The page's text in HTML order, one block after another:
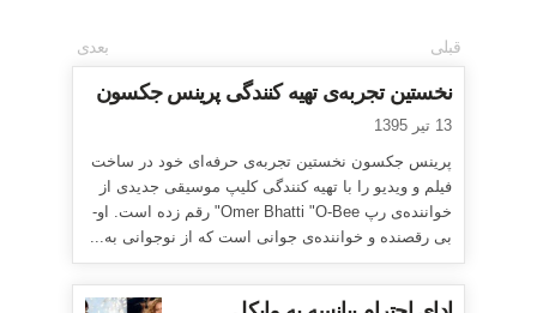
قبلی بعدی
نخستین تجربه‌ی تهیه کنندگی پرینس جکسون
13 تیر 1395
پرینس جکسون نخستین تجربه‌ی حرفه‌ای خود در ساخت
فیلم و ویدیو را با تهیه کنندگی کلیپ موسیقی جدیدی از
خواننده‌ی رپ Omer Bhatti "O-Bee" رقم زده است. او-
بی رقصنده و خواننده‌ی جوانی است که از نوجوانی به...